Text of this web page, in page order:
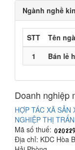
Ngành nghề
STT
Tên
1
Bán lẻ
Doanh nghiệp
HỢP TÁC XÃ SẢN
NGHIỆP THỊ
Mã số thuế:
Địa chỉ: KDC Hòa